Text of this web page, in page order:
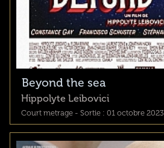
Beyond the sea
Hippolyte Leibovici
Court metrage - Sortie : 01 octobre 2023